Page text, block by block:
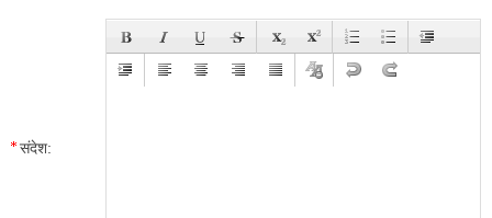
संदेश: